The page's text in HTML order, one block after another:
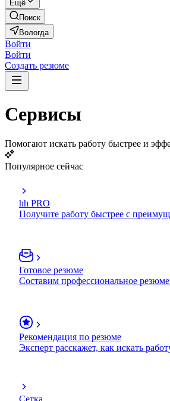
Ещё
Поиск
Вологда
Войти
Войти
Создать резюме
Сервисы
Помогают искать работу быстрее и
Популярное сейчас
hh PRO
Получите работу быстрее с
Готовое резюме
Составим профессиональное резюме
Рекомендация по резюме
Эксперт расскажет, как искать
Сетка